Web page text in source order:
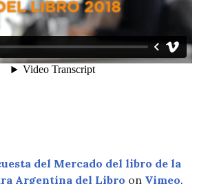
del Mercado del libro de la
Argentina del Libro on Vimeo.